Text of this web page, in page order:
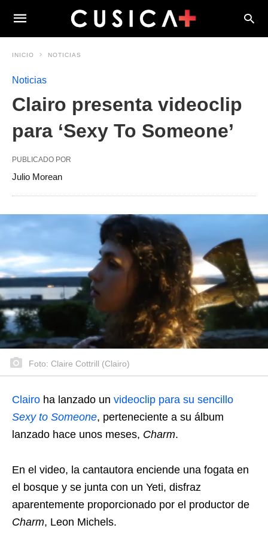
INICIO NOTICIAS
Noticias
Clairo presenta videoclip
para ‘Sexy To Someone’
PUBLICADO POR
Julio Morean
Foto: Claire Cottrill (Clairo)
Clairo ha lanzado un videoclip para su sencillo
Sexy to Someone, perteneciente a su álbum
lanzado hace unos meses, Charm.
En el video, la cantautora enciende una fogata en
el bosque y se junta con un Yeti, disfraz
aparentemente proporcionado por el productor de
Charm, Leon Michels.